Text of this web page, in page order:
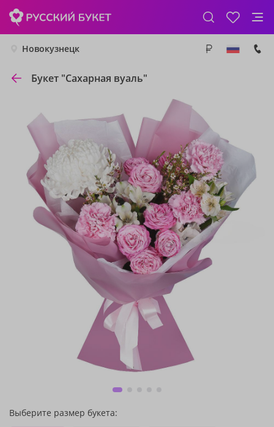
Новокузнецк
Букет "Сахарная вуаль"
Выберите размер букета: